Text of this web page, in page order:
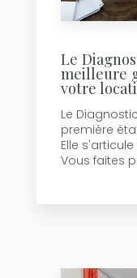
Le
meilleure
votre
Le
première
Elle
Vous faites